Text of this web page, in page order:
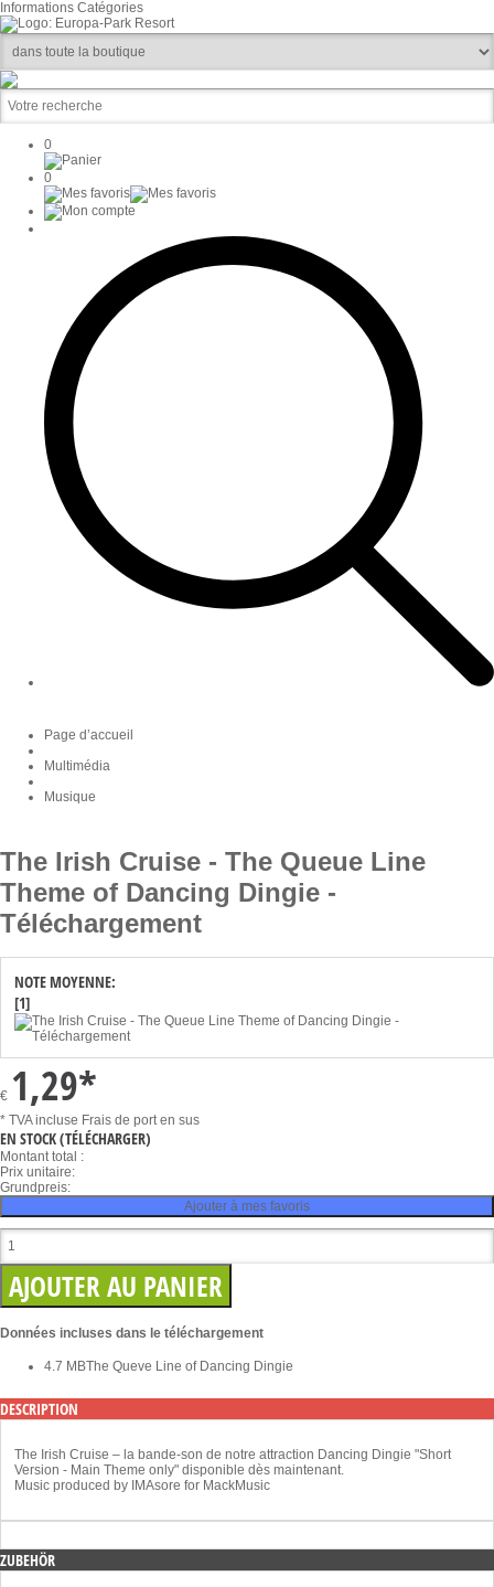
Informations Catégories
0
0
Page d’accueil
Multimédia
Musique
The Irish Cruise - The Queue Line
Theme of Dancing Dingie -
Téléchargement
NOTE MOYENNE:
[1]
€ 1,29*
* TVA incluse Frais de port en sus
EN STOCK(TÉLÉCHARGER)
Montant total :
Prix unitaire:
Grundpreis:
Ajouter à mes favoris
Données incluses dans le téléchargement
4.7 MBThe Queve Line of Dancing Dingie
DESCRIPTION
The Irish Cruise – la bande-son de notre attraction Dancing Dingie "Short
Version - Main Theme only" disponible dès maintenant.
Music produced by IMAsore for MackMusic
ZUBEHÖR